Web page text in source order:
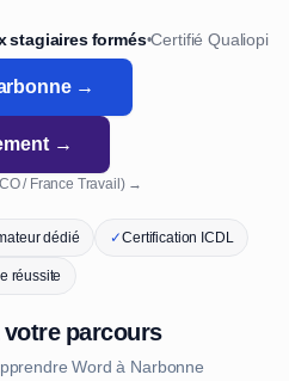
stagiaires formés•Certifié Qualiopi
→
→
/ France Travail) →
dédié ✓Certification ICDL
réussite
parcours
Word à Narbonne